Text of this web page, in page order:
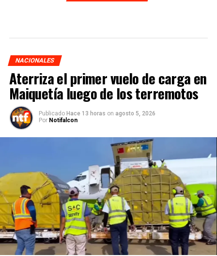
NACIONALES
Aterriza el primer vuelo de carga en
Maiquetía luego de los terremotos
Publicado Hace 13 horas on agosto 5, 2026
Por Notifalcon